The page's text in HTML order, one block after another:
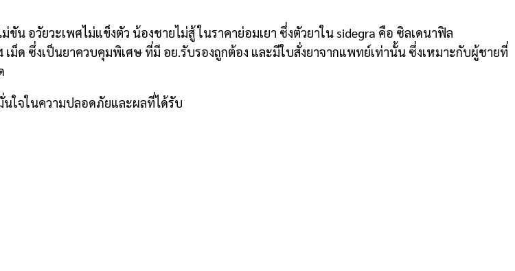
น อวัยวะเพศไม่แข็งตัว น้องชายไม่สู้ ในราคาย่อมเยา ซึ่งตัวยาใน sidegra คือ ซิลเดนาฟิล
ม็ด ซึ่งเป็นยาควบคุมพิเศษ ที่มี อย.รับรองถูกต้อง และมีใบสั่งยาจากแพทย์เท่านั้น ซึ่งเหมาะกับผู้ชายที่
นใจในความปลอดภัยและผลที่ได้รับ